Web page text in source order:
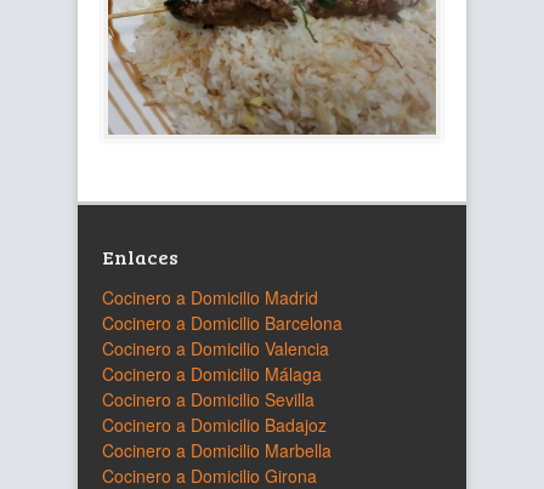
Enlaces
Cocinero a Domicilio Madrid
Cocinero a Domicilio Barcelona
Cocinero a Domicilio Valencia
Cocinero a Domicilio Málaga
Cocinero a Domicilio Sevilla
Cocinero a Domicilio Badajoz
Cocinero a Domicilio Marbella
Cocinero a Domicilio Girona